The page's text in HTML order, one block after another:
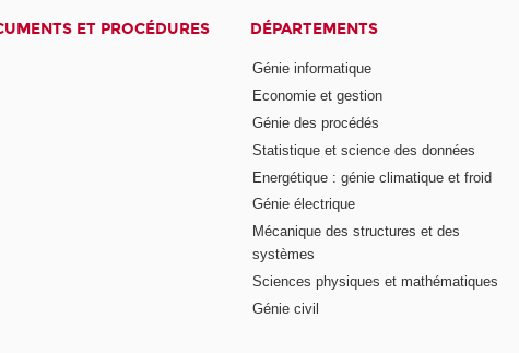
ET PROCÉDURES DÉPARTEMENTS
Génie informatique
Economie et gestion
Génie des procédés
Statistique et science des données
Energétique : génie climatique et froid
Génie électrique
Mécanique des structures et des
systèmes
Sciences physiques et mathématiques
Génie civil